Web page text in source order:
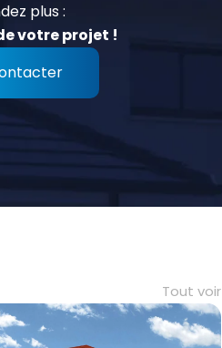
plus :
votre projet !
Tout voir